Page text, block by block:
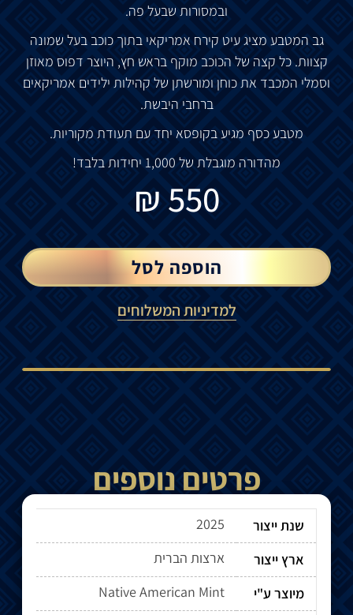
ובמסורות שבעל פה.
גב המטבע מציג עיט קירח אמריקאי בתוך כוכב בעל שמונה
קצוות.כל קצה של הכוכב מוקף בראש חץ, היוצר דפוס מאוזן
וסמלי המכבד את כוחן ומורשתן של קהילות ילידים אמריקאים
ברחבי היבשת.
מטבע כסף מגיע בקופסא יחד עם תעודת מקוריות.
מהדורה מוגבלת של 1,000 יחידות בלבד!
550
₪
הוספה לסל
למדיניות המשלוחים
פרטים נוספים
שנת ייצור
2025
ארץ ייצור
ארצות הברית
מיוצר ע"י
Native American Mint